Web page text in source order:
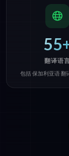
翻译语
包括 保加利亚语 翻